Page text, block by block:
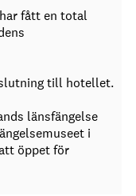
fått en total
till hotellet.
länsfängelse
i
öppet för